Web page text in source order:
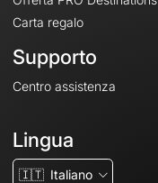
Carta regalo
Supporto
Centro assistenza
Lingua
🇮🇹 Italiano